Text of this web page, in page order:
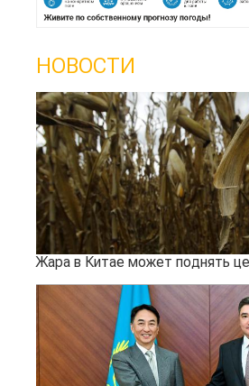
НОВОСТИ
Жара в Китае может поднять